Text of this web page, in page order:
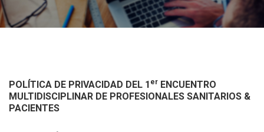
POLÍTICA DE PRIVACIDAD DEL 1 er ENCUENTRO
MULTIDISCIPLINAR DE PROFESIONALES SANITARIOS &
PACIENTES